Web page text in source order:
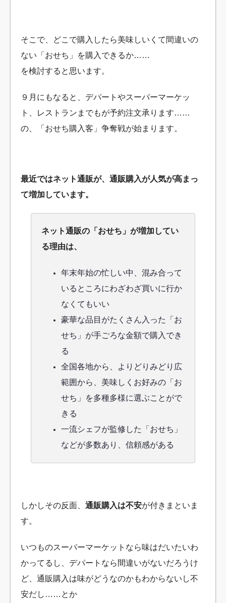
そこで、どこで購入したら美味しいくて間違いの
ない「おせち」を購入できるか……
を検討すると思います。
９月にもなると、デパートやスーパーマーケッ
ト、レストランまでもが予約注文承ります……
の、「おせち購入客」争奪戦が始まります。
最近ではネット通販が、通販購入が人気が高まっ
て増加しています。
ネット通販の「おせち」が増加してい
る理由は、
年末年始の忙しい中、混み合って
いるところにわざわざ買いに行か
なくてもいい
豪華な品目がたくさん入った「お
せち」が手ごろな金額で購入でき
る
全国各地から、よりどりみどり広
範囲から、美味しくお好みの「お
せち」を多種多様に選ぶことがで
きる
一流シェフが監修した「おせち」
などが多数あり、信頼感がある
しかしその反面、 通販購入は不安が付きまといま
す。
いつものスーパーマーケットなら味はだいたいわ
かってるし、デパートなら間違いがないだろうけ
ど、通販購入は味がどうなのかもわからないし不
安だし……とか